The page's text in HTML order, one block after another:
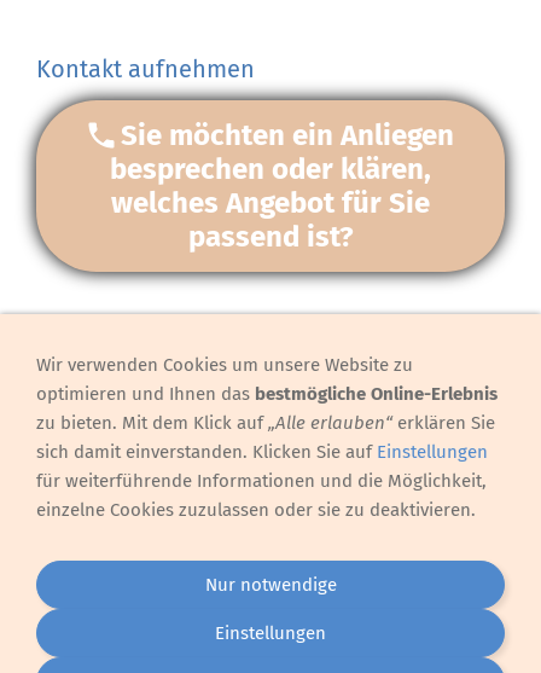
Kontakt aufnehmen
Sie möchten ein Anliegen
besprechen oder klären,
welches Angebot für Sie
passend ist?
Preise/Sozialtarif
Gesetzlicher Hinweis nach dem Heilmittelwerbegesetz
DSGVO - Datenschutz
Cookie-Bot - Der gesetzliche Hinweis auf Cookies
Rechtliches
Allgemeine Geschäftsbedingungen des Wachstumsraums
Widerruf - Der gesetzlich vorgeschriebene Widerruf
Impressum
Wir verwenden Cookies um unsere Website zu
optimieren und Ihnen das bestmögliche Online-Erlebnis
zu bieten. Mit dem Klick auf„Alle erlauben“erklären Sie
sich damit einverstanden. Klicken Sie auf Einstellungen
für weiterführende Informationen und die Möglichkeit,
einzelne Cookies zuzulassen oder sie zu deaktivieren.
Nur notwendige
Einstellungen